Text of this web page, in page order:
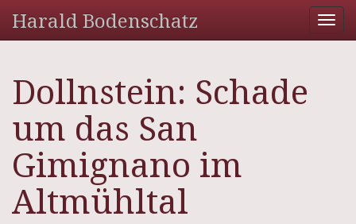
Harald Bodenschatz
Dollnstein: Schade
um das San
Gimignano im
Altmühltal